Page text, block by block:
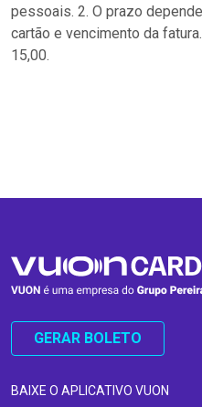
pessoais. 2. O prazo
cartão e vencimento da
15,00.
GERAR BOLETO
BAIXE O APLICATIVO VUON